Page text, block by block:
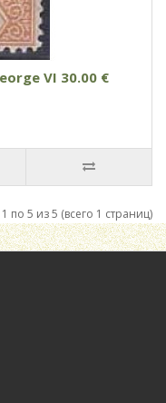
VI 30.00 €
по 5 из 5 (всего 1 страниц)